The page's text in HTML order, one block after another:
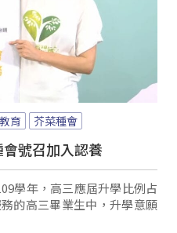
教育 芥菜種會
號召加入認養
學年，高三應屆升學比例占
的高三畢業生中，升學意願